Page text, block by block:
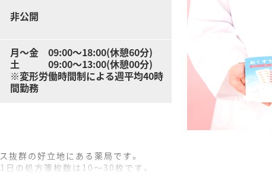
非公開
月～金 09:00～18:00(休憩60分)
土 09:00～13:00(休憩00分)
※変形労働時間制による週平均40時
間勤務
群の好立地にある薬局です。
の処方箋枚数は10～30枚です。